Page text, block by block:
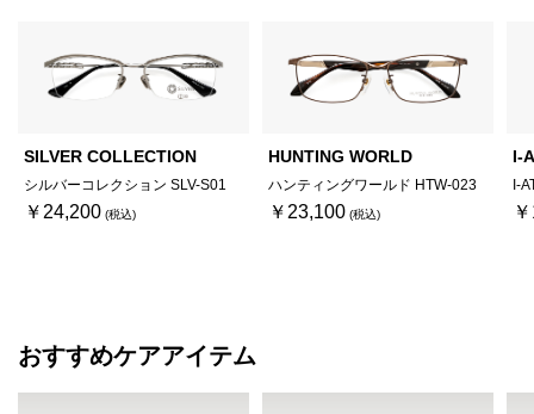
SILVER COLLECTION
シルバーコレクション SLV-S01
￥24,200
HUNTING WORLD
ハンティングワールド HTW-023
￥23,100
I-
I-
おすすめケアアイテム